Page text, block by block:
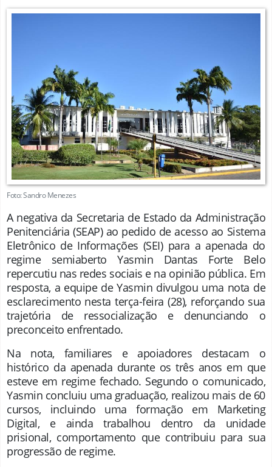
Foto: Sandro Menezes
A negativa da Secretaria de Estado da Administração
Penitenciária (SEAP) ao pedido de acesso ao Sistema
Eletrônico de Informações (SEI) para a apenada do
regime semiaberto Yasmin Dantas Forte Belo
repercutiu nas redes sociais e na opinião pública. Em
resposta, a equipe de Yasmin divulgou uma nota de
esclarecimento nesta terça-feira (28), reforçando sua
trajetória de ressocialização e denunciando o
preconceito enfrentado.
Na nota, familiares e apoiadores destacam o
histórico da apenada durante os três anos em que
esteve em regime fechado. Segundo o comunicado,
Yasmin concluiu uma graduação, realizou mais de 60
cursos, incluindo uma formação em Marketing
Digital, e ainda trabalhou dentro da unidade
prisional, comportamento que contribuiu para sua
progressão de regime.